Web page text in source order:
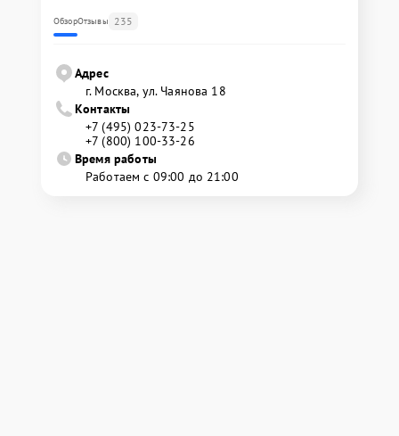
ОбзорОтзывы 235
Адрес
г. Москва, ул. Чаянова 18
Контакты
+7 (495) 023-73-25
+7 (800) 100-33-26
Время работы
Работаем с 09:00 до 21:00